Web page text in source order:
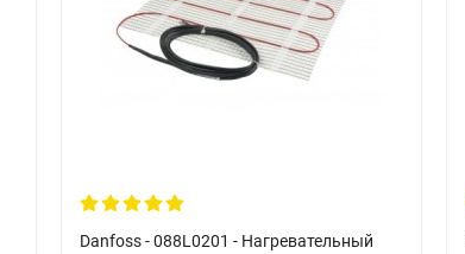
Danfoss - 088L0201 - Нагревательный